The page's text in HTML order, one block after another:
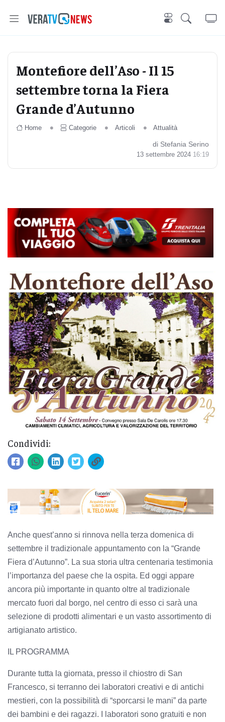
Montefiore dell’Aso - Il 15
settembre torna la Fiera
Grande d’Autunno
Home Categorie Articoli Attualità
di Stefania Serino
13 settembre 2024 16:19
Condividi:
Anche quest’anno si rinnova nella terza domenica di
settembre il tradizionale appuntamento con la “Grande
Fiera d’Autunno”. La sua storia ultra centenaria testimonia
l’importanza del paese che la ospita. Ed oggi appare
ancora più importante in quanto oltre al tradizionale
mercato fuori dal borgo, nel centro di esso ci sarà una
selezione di prodotti alimentari e un vasto assortimento di
artigianato artistico.
IL PROGRAMMA
Durante tutta la giornata, presso il chiostro di San
Francesco, si terranno dei laboratori creativi e di antichi
mestieri, con la possibilità di “sporcarsi le mani” da parte
dei bambini e dei ragazzi. I laboratori sono gratuiti e non